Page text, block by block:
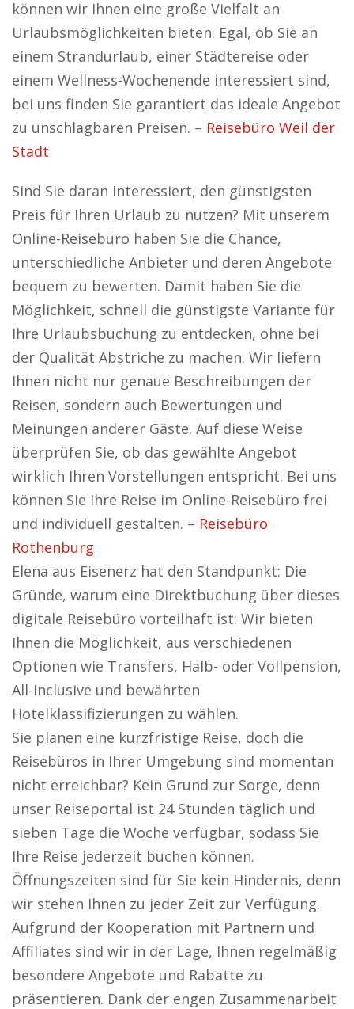
können wir Ihnen eine große Vielfalt an
Urlaubsmöglichkeiten bieten. Egal, ob Sie an
einem Strandurlaub, einer Städtereise oder
einem Wellness-Wochenende interessiert sind,
bei uns finden Sie garantiert das ideale Angebot
zu unschlagbaren Preisen. – Reisebüro Weil der
Stadt
Sind Sie daran interessiert, den günstigsten
Preis für Ihren Urlaub zu nutzen? Mit unserem
Online-Reisebüro haben Sie die Chance,
unterschiedliche Anbieter und deren Angebote
bequem zu bewerten. Damit haben Sie die
Möglichkeit, schnell die günstigste Variante für
Ihre Urlaubsbuchung zu entdecken, ohne bei
der Qualität Abstriche zu machen. Wir liefern
Ihnen nicht nur genaue Beschreibungen der
Reisen, sondern auch Bewertungen und
Meinungen anderer Gäste. Auf diese Weise
überprüfen Sie, ob das gewählte Angebot
wirklich Ihren Vorstellungen entspricht. Bei uns
können Sie Ihre Reise im Online-Reisebüro frei
und individuell gestalten. – Reisebüro
Rothenburg
Elena aus Eisenerz hat den Standpunkt: Die
Gründe, warum eine Direktbuchung über dieses
digitale Reisebüro vorteilhaft ist: Wir bieten
Ihnen die Möglichkeit, aus verschiedenen
Optionen wie Transfers, Halb- oder Vollpension,
All-Inclusive und bewährten
Hotelklassifizierungen zu wählen.
Sie planen eine kurzfristige Reise, doch die
Reisebüros in Ihrer Umgebung sind momentan
nicht erreichbar? Kein Grund zur Sorge, denn
unser Reiseportal ist 24 Stunden täglich und
sieben Tage die Woche verfügbar, sodass Sie
Ihre Reise jederzeit buchen können.
Öffnungszeiten sind für Sie kein Hindernis, denn
wir stehen Ihnen zu jeder Zeit zur Verfügung.
Aufgrund der Kooperation mit Partnern und
Affiliates sind wir in der Lage, Ihnen regelmäßig
besondere Angebote und Rabatte zu
präsentieren. Dank der engen Zusammenarbeit